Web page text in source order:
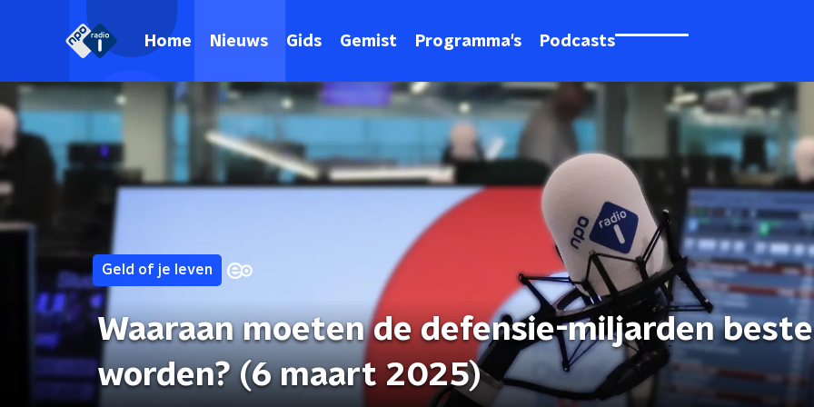
Home Nieuws Gids Gemist Programma's Podcasts
Geld of je leven
Waaraan moeten de defensie-miljarden
worden? (6 maart 2025)